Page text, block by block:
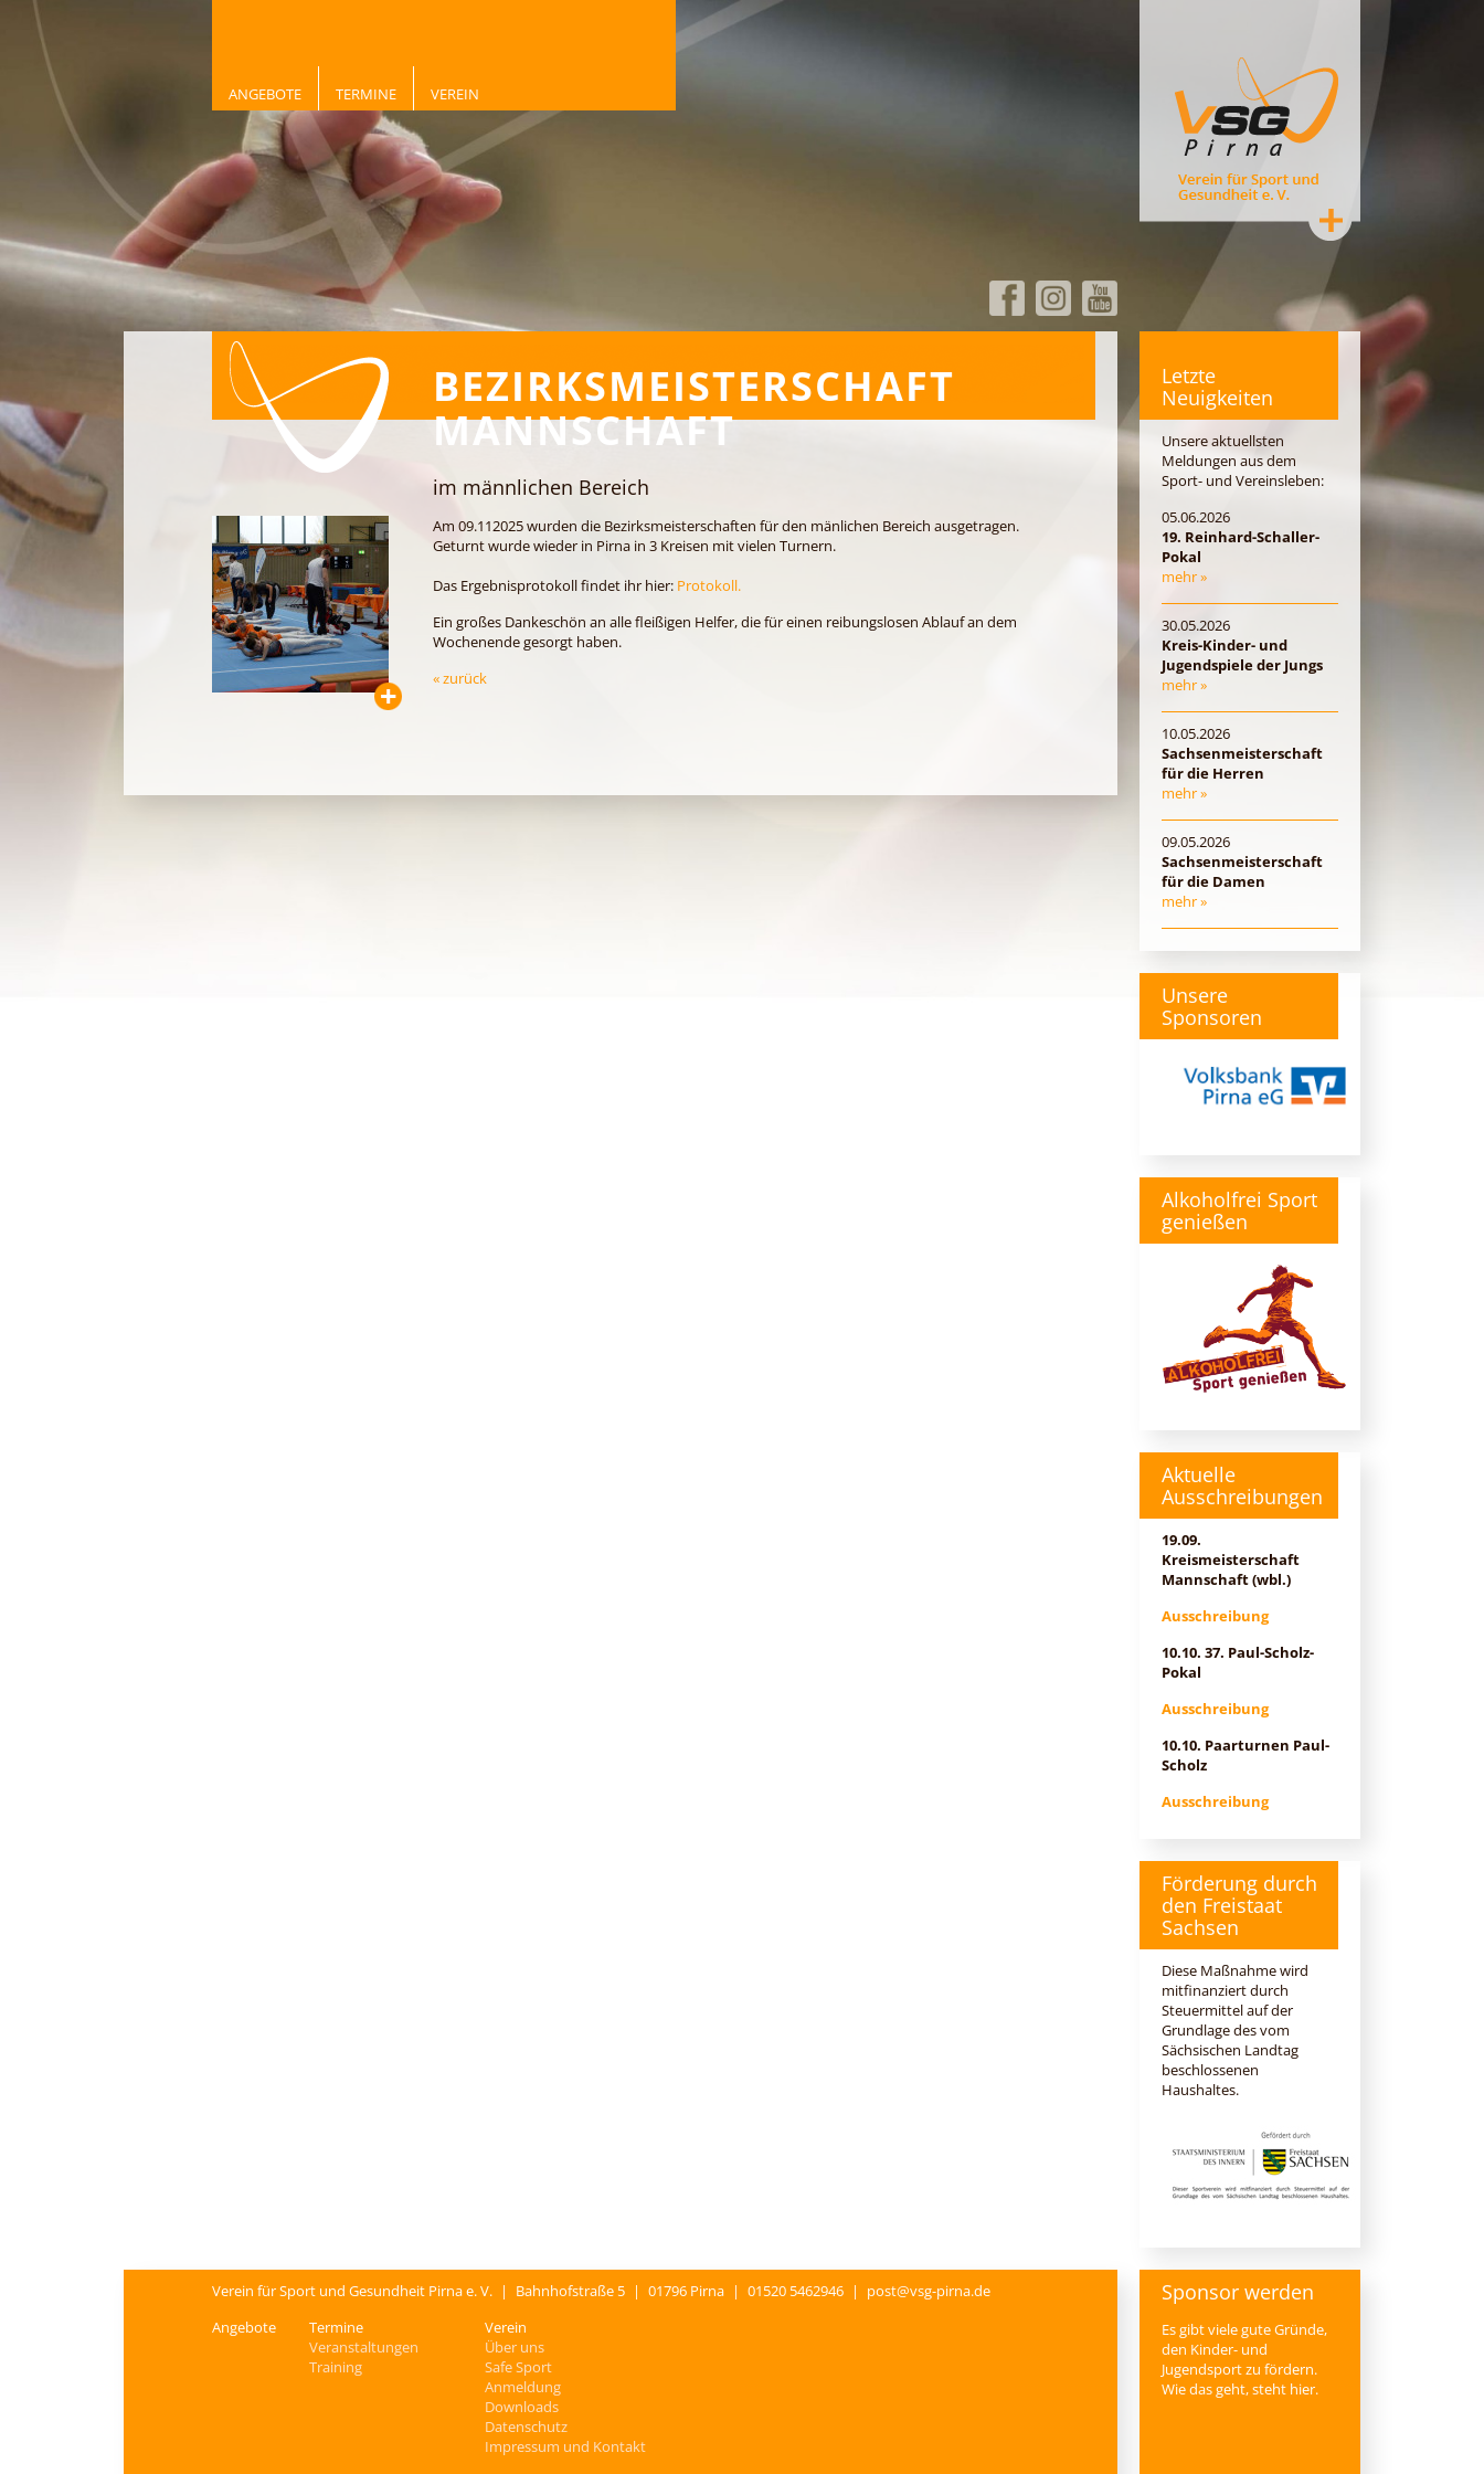
ANGEBOTE TERMINE VEREIN
BEZIRKSMEISTERSCHAFT
MANNSCHAFT
im männlichen Bereich
Am 09.112025 wurden die Bezirksmeisterschaften für den mänlichen Bereich ausgetragen.
Geturnt wurde wieder in Pirna in 3 Kreisen mit vielen Turnern.
Das Ergebnisprotokoll findet ihr hier: Protokoll.
Ein großes Dankeschön an alle fleißigen Helfer, die für einen reibungslosen Ablauf an dem
Wochenende gesorgt haben.
« zurück
Letzte
Neuigkeiten
Unsere aktuellsten
Meldungen aus dem
Sport- und Vereinsleben:
05.06.2026
19. Reinhard-Schaller-
Pokal
mehr »
30.05.2026
Kreis-Kinder- und
Jugendspiele der Jungs
mehr »
10.05.2026
Sachsenmeisterschaft
für die Herren
mehr »
09.05.2026
Sachsenmeisterschaft
für die Damen
mehr »
Unsere
Sponsoren
Alkoholfrei Sport
genießen
Aktuelle
Ausschreibungen
19.09.
Kreismeisterschaft
Mannschaft (wbl.)
Ausschreibung
10.10. 37. Paul-Scholz-
Pokal
Ausschreibung
10.10. Paarturnen Paul-
Scholz
Ausschreibung
Förderung durch
den Freistaat
Sachsen
Diese Maßnahme wird
mitfinanziert durch
Steuermittel auf der
Grundlage des vom
Sächsischen Landtag
beschlossenen
Haushaltes.
Verein für Sport und Gesundheit Pirna e. V. | Bahnhofstraße 5 | 01796 Pirna | 01520 5462946 |
post@vsg-pirna.de
Angebote
Termine
Veranstaltungen
Training
Verein
Über uns
Safe Sport
Anmeldung
Downloads
Datenschutz
Impressum und Kontakt
Sponsor werden
Es gibt viele gute Gründe,
den Kinder- und
Jugendsport zu fördern.
Wie das geht, steht hier.